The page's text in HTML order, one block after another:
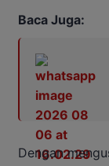
Baca Juga:
Dengan